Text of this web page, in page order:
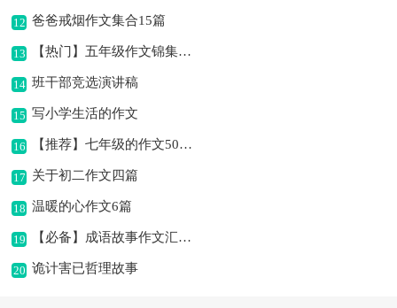
12 爸爸戒烟作文集合15篇
13 【热门】五年级作文锦集十篇
14 班干部竞选演讲稿
15 写小学生活的作文
16 【推荐】七年级的作文500字汇编六篇
17 关于初二作文四篇
18 温暖的心作文6篇
19 【必备】成语故事作文汇编六篇
20 诡计害已哲理故事